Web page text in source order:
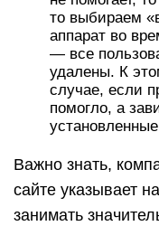
то выбираем
аппарат во
— все
удалены. К
случае, если
помогло, а
Важно знать,
сайте указывает
занимать